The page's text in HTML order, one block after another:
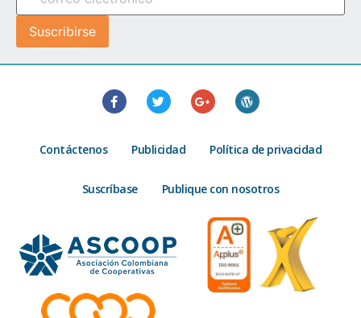
Contáctenos Publicidad Política de privacidad
Suscríbase Publique con nosotros